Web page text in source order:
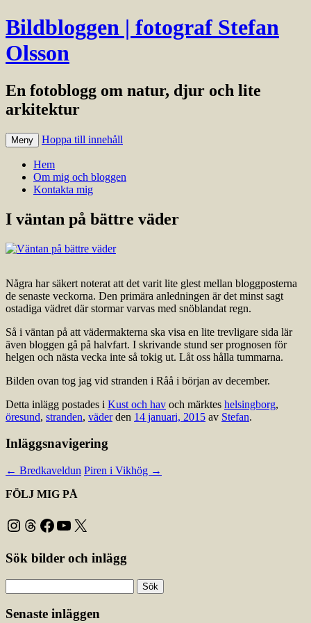
Bildbloggen | fotograf Stefan
Olsson
En fotoblogg om natur, djur och lite
arkitektur
Meny Hoppa till innehåll
Hem
Om mig och bloggen
Kontakta mig
I väntan på bättre väder
Några har säkert noterat att det varit lite glest mellan bloggposterna
de senaste veckorna. Den primära anledningen är det minst sagt
ostadiga vädret där stormar varvas med snöblandat regn.
Så i väntan på att vädermakterna ska visa en lite trevligare sida lär
även bloggen gå på halvfart. I skrivande stund ser prognosen för
helgen och nästa vecka inte så tokig ut. Låt oss hålla tummarna.
Bilden ovan tog jag vid stranden i Råå i början av december.
Detta inlägg postades i Kust och hav och märktes helsingborg,
öresund, stranden, väderden 14 januari, 2015 av Stefan.
Inläggsnavigering
← Bredkaveldun Piren i Vikhög →
FÖLJ MIG PÅ
Instagram
Threads
Facebook
YouTube
X
Sök bilder och inlägg
efter:
Senaste inläggen